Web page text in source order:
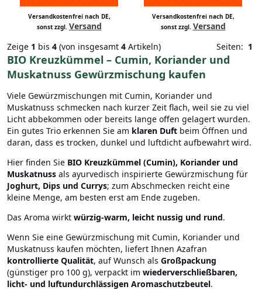
Versandkostenfrei nach DE,
sonst zzgl. Versand
Versandkostenfrei nach DE,
sonst zzgl. Versand
Zeige 1 bis 4 (von insgesamt 4 Artikeln) Seiten: 1
BIO Kreuzkümmel – Cumin, Koriander und
Muskatnuss Gewürzmischung kaufen
Viele Gewürzmischungen mit Cumin, Koriander und
Muskatnuss schmecken nach kurzer Zeit flach, weil sie zu viel
Licht abbekommen oder bereits lange offen gelagert wurden.
Ein gutes Trio erkennen Sie am klaren Duft beim Öffnen und
daran, dass es trocken, dunkel und luftdicht aufbewahrt wird.
Hier finden Sie BIO Kreuzkümmel (Cumin), Koriander und
Muskatnuss als ayurvedisch inspirierte Gewürzmischung für
Joghurt, Dips und Currys; zum Abschmecken reicht eine
kleine Menge, am besten erst am Ende zugeben.
Das Aroma wirkt würzig-warm, leicht nussig und rund.
Wenn Sie eine Gewürzmischung mit Cumin, Koriander und
Muskatnuss kaufen möchten, liefert Ihnen Azafran
kontrollierte Qualität, auf Wunsch als Großpackung
(günstiger pro 100 g), verpackt im wiederverschließbaren,
licht- und luftundurchlässigen Aromaschutzbeutel.